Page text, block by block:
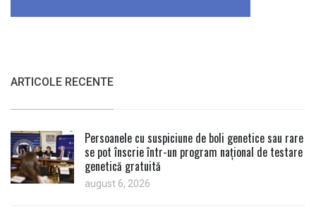
ARTICOLE RECENTE
Persoanele cu suspiciune de boli genetice sau rare
se pot înscrie într-un program național de testare
genetică gratuită
august 6, 2026